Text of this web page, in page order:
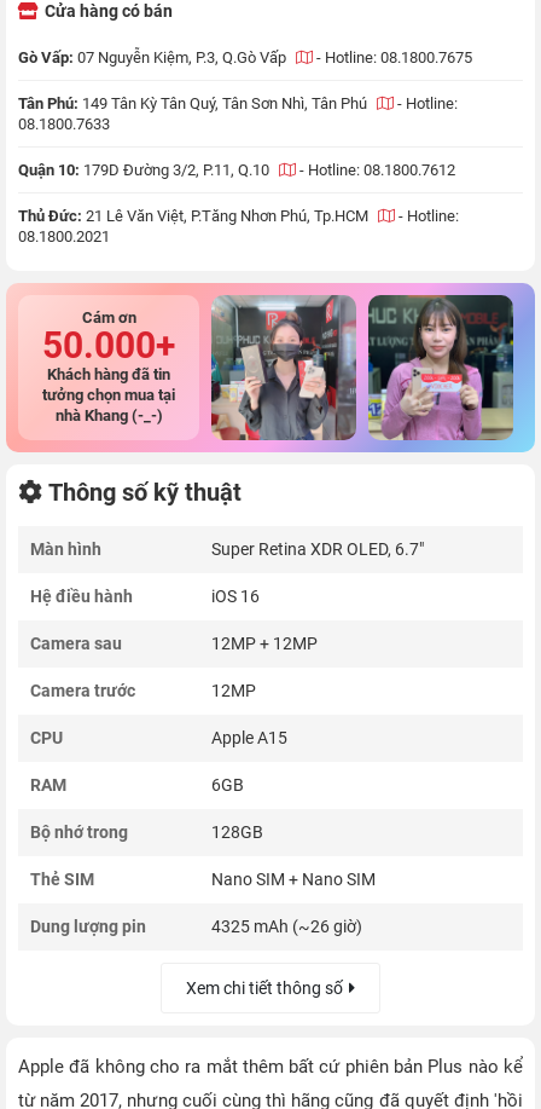
Cửa hàng có bán
Gò Vấp: 07 Nguyễn Kiệm, P.3, Q.Gò Vấp - Hotline: 08.1800.7675
Tân Phú: 149 Tân Kỳ Tân Quý, Tân Sơn Nhì, Tân Phú - Hotline:
08.1800.7633
Quận 10: 179D Đường 3/2, P.11, Q.10 - Hotline: 08.1800.7612
Thủ Đức: 21 Lê Văn Việt, P.Tăng Nhơn Phú, Tp.HCM - Hotline:
08.1800.2021
Cám ơn
50.000+
Khách hàng đã tin
tưởng chọn mua tại
nhà Khang (-_-)
Apple đã không cho ra mắt thêm bất cứ phiên bản Plus nào kể
từ năm 2017, nhưng cuối cùng thì hãng cũng đã quyết định 'hồi
Thông số kỹ thuật
Màn hình Super Retina XDR OLED, 6.7"
Hệ điều hành iOS 16
Camera sau 12MP + 12MP
Camera trước 12MP
CPU Apple A15
RAM 6GB
Bộ nhớ trong 128GB
Thẻ SIM Nano SIM + Nano SIM
Dung lượng pin 4325 mAh (~26 giờ)
Xem chi tiết thông số